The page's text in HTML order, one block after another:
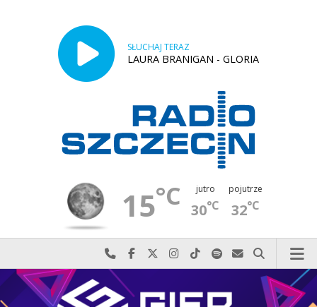
SŁUCHAJ TERAZ
LAURA BRANIGAN - GLORIA
15°C jutro
30°C
pojutrze
32°C
Najlepiej po prostu do nas zadzwoń
Odwiedź nas na Facebook-u
Odwiedź nas na X
Odwiedź nas na Instagram-ie
Odwiedź nas na TikTok-u
Szukaj nas na Spotify
Wyślij do nas
Szukaj